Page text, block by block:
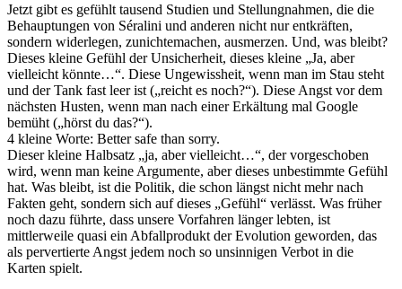
Jetzt gibt es gefühlt tausend Studien und Stellungnahmen, die die
Behauptungen von Séralini und anderen nicht nur entkräften,
sondern widerlegen, zunichtemachen, ausmerzen. Und, was bleibt?
Dieses kleine Gefühl der Unsicherheit, dieses kleine „Ja, aber
vielleicht könnte…“. Diese Ungewissheit, wenn man im Stau steht
und der Tank fast leer ist („reicht es noch?“). Diese Angst vor dem
nächsten Husten, wenn man nach einer Erkältung mal Google
bemüht („hörst du das?“).
4 kleine Worte: Better safe than sorry.
Dieser kleine Halbsatz „ja, aber vielleicht…“, der vorgeschoben
wird, wenn man keine Argumente, aber dieses unbestimmte Gefühl
hat. Was bleibt, ist die Politik, die schon längst nicht mehr nach
Fakten geht, sondern sich auf dieses „Gefühl“ verlässt. Was früher
noch dazu führte, dass unsere Vorfahren länger lebten, ist
mittlerweile quasi ein Abfallprodukt der Evolution geworden, das
als pervertierte Angst jedem noch so unsinnigen Verbot in die
Karten spielt.